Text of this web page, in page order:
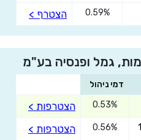
0.59% הצטרף >
גמל ופנסיה בע"מ
דמי ניהול
0.53% הצטרפות >
0.56% הצטרפות >
×